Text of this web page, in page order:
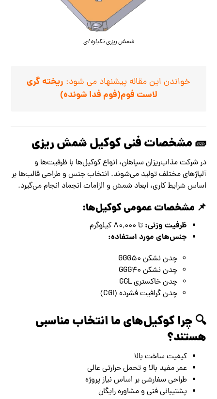
شمش ریزی تکباره ای
خواندن این مقاله پیشنهاد می شود: ریخته گری
لاست فوم(فوم فدا شونده)
🧱 مشخصات فنی کوکیل شمش ریزی
در شرکت مذاب‌ریزان سپاهان، انواع کوکیل‌ها با ظرفیت‌ها و
آلیاژهای مختلف تولید می‌شوند. انتخاب جنس و طراحی قالب‌ها بر
اساس شرایط کاری، ابعاد شمش و الزامات انجماد انجام می‌گیرد.
📌 مشخصات عمومی کوکیل‌ها:
ظرفیت وزنی: تا ۸۰٬۰۰۰ کیلوگرم
جنس‌های مورد استفاده:
چدن نشکن GGG50
چدن نشکن GGG40
چدن خاکستری GGL
چدن گرافیت فشرده (CGI)
🔍 چرا کوکیل‌های ما انتخاب مناسبی
هستند؟
کیفیت ساخت بالا
عمر مفید بالا و تحمل حرارتی عالی
طراحی سفارشی بر اساس نیاز پروژه
پشتیبانی فنی و مشاوره رایگان